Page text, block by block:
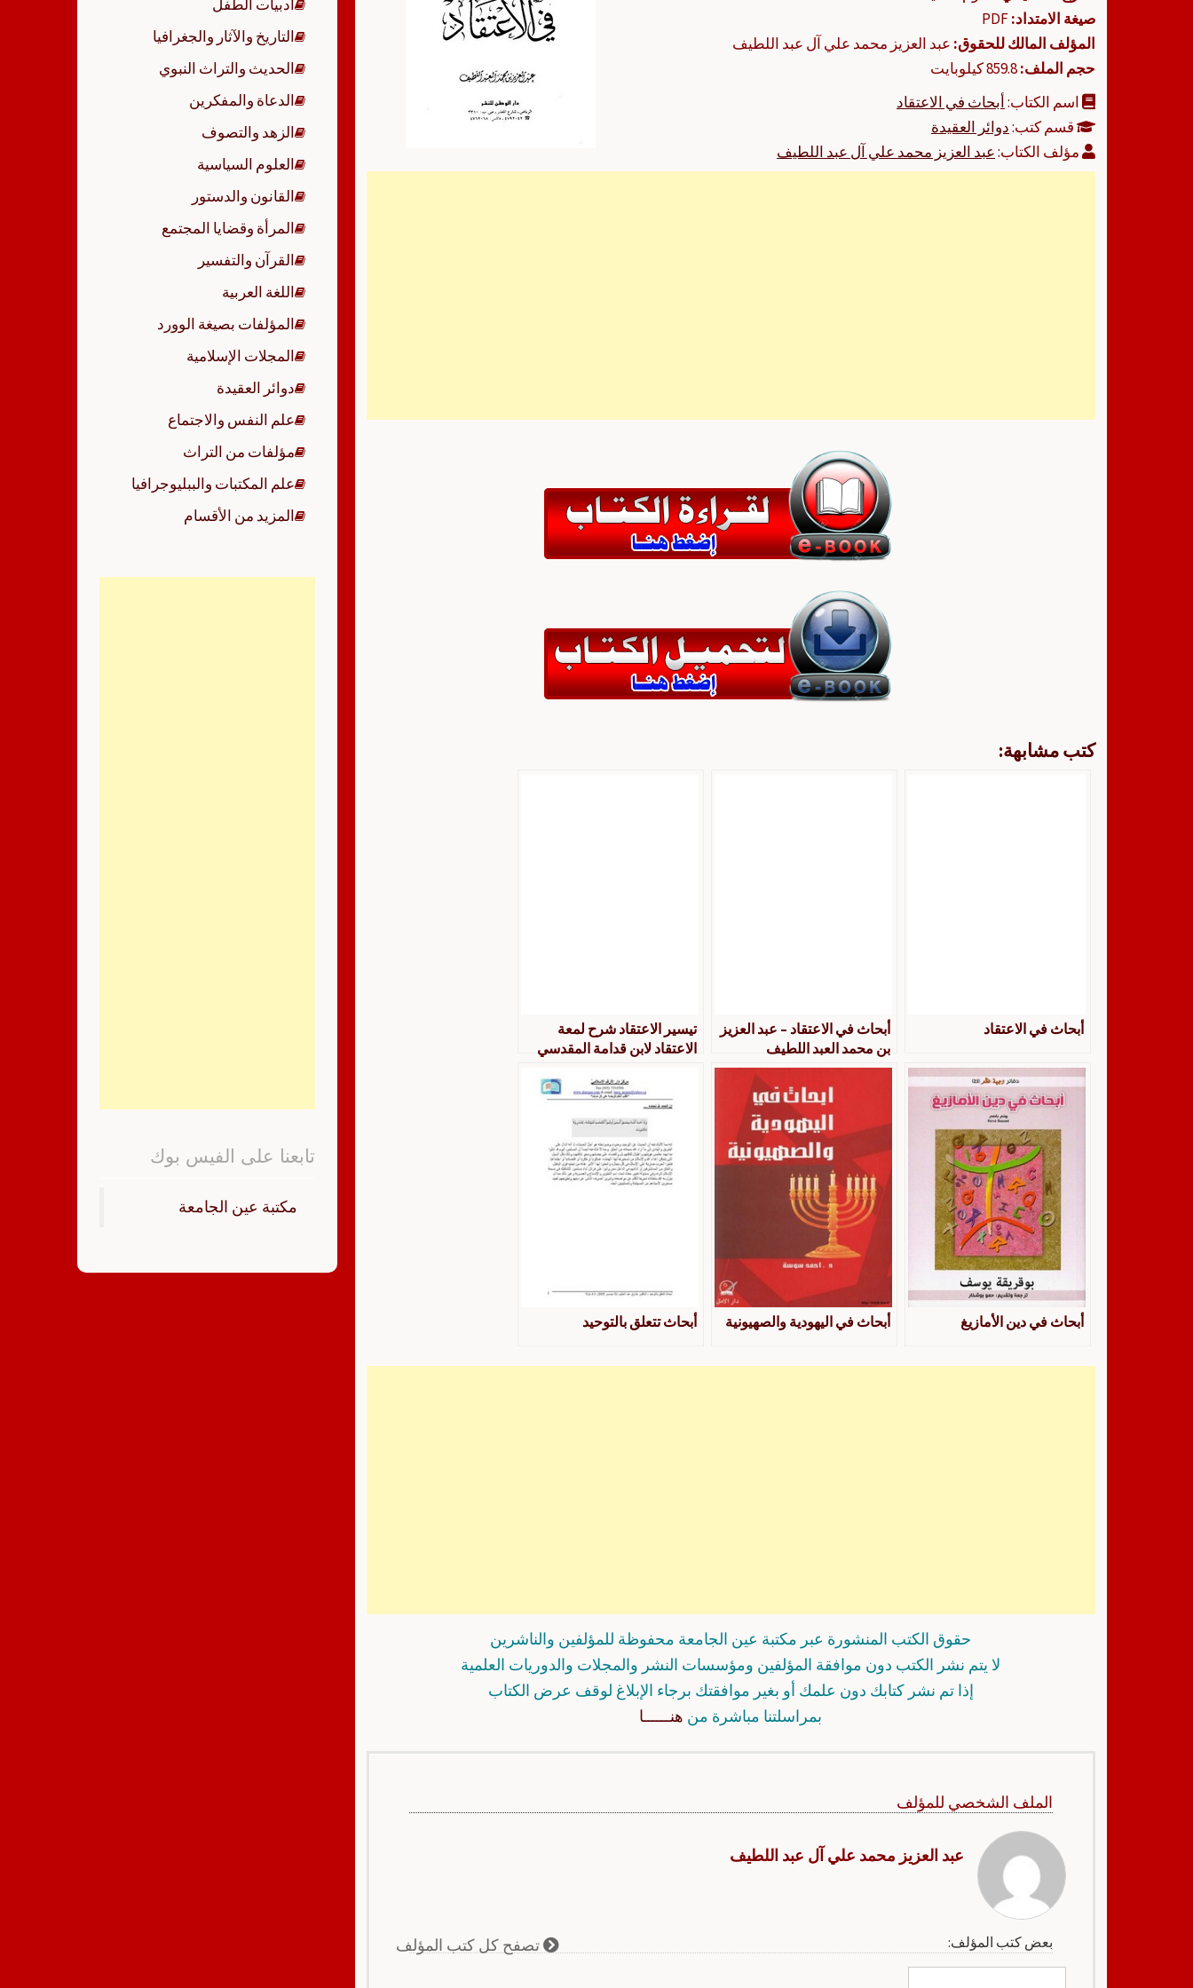
صيغة الامتداد:
المؤلف المالك للحقوق: عبد العزيز محمد علي آل عبد اللطيف
حجم الملف:
اسم الكتاب:أبحاث في الاعتقاد
قسم كتب:دوائر العقيدة
مؤلف الكتاب:عبد العزيز محمد علي آل عبد اللطيف
كتب مشابهة:
أبحاث في الاعتقاد
أبحاث في الاعتقاد – عبد العزيز
بن محمد العبد اللطيف
تيسير الاعتقاد شرح لمعة
الاعتقاد لابن قدامة المقدسي
أبحاث في دين الأمازيغ أبحاث في اليهودية والصهيونية أبحاث تتعلق بالتوحيد
حقوق الكتب المنشورة عبر مكتبة عين الجامعة محفوظة للمؤلفين والناشرين
لا يتم نشر الكتب دون موافقة المؤلفين ومؤسسات النشر والمجلات والدوريات العلمية
إذا تم نشر كتابك دون علمك أو بغير موافقتك برجاء الإبلاغ لوقف عرض الكتاب
بمراسلتنا مباشرة من هنــــــا
الملف الشخصي للمؤلف
عبد العزيز محمد علي آل عبد اللطيف
بعض كتب المؤلف: تصفح كل كتب المؤلف
أدبيات الطفل
التاريخ والآثار والجغرافيا
الحديث والتراث النبوي
الدعاة والمفكرين
الزهد والتصوف
العلوم السياسية
القانون والدستور
المرأة وقضايا المجتمع
القرآن والتفسير
اللغة العربية
المؤلفات بصيغة الوورد
المجلات الإسلامية
دوائر العقيدة
علم النفس والاجتماع
مؤلفات من التراث
علم المكتبات والببليوجرافيا
المزيد من الأقسام
تابعنا على الفيس بوك
‏مكتبة عين الجامعة‏